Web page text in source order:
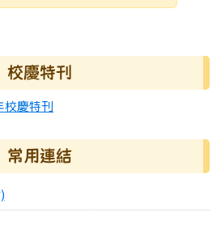
校慶特刊
常用連結